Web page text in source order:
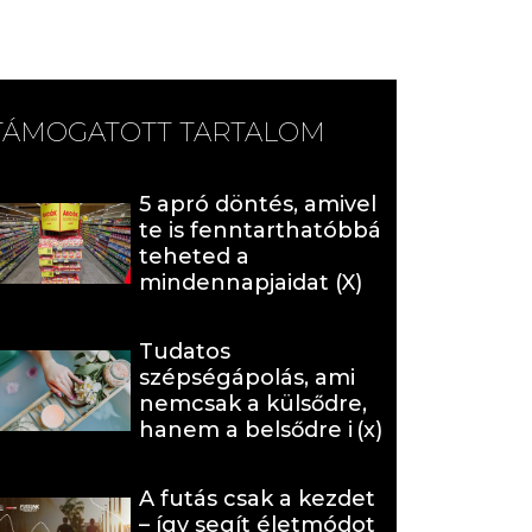
TARTALOM
5 apró döntés, amivel
te is fenntarthatóbbá
teheted a
mindennapjaidat (X)
Tudatos
szépségápolás, ami
nemcsak a külsődre,
hanem a belsődre is
A futás csak a kezdet
– így segít életmódot